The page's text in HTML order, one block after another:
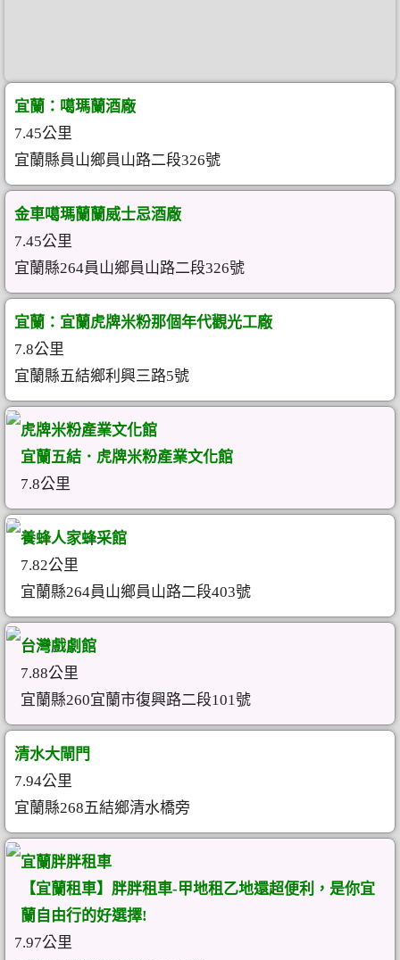
宜蘭：噶瑪蘭酒廠
7.45公里
宜蘭縣員山鄉員山路二段326號
金車噶瑪蘭蘭威士忌酒廠
7.45公里
宜蘭縣264員山鄉員山路二段326號
宜蘭：宜蘭虎牌米粉那個年代觀光工廠
7.8公里
宜蘭縣五結鄉利興三路5號
虎牌米粉產業文化館
宜蘭五結．虎牌米粉產業文化館
7.8公里
養蜂人家蜂采館
7.82公里
宜蘭縣264員山鄉員山路二段403號
台灣戲劇館
7.88公里
宜蘭縣260宜蘭市復興路二段101號
清水大閘門
7.94公里
宜蘭縣268五結鄉清水橋旁
宜蘭胖胖租車
【宜蘭租車】胖胖租車-甲地租乙地還超便利，是你宜
蘭自由行的好選擇!
7.97公里